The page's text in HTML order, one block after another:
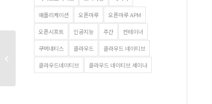
애플리케이션 오픈마루 오픈마루 APM
오픈시프트 인공지능 주간 컨테이너
쿠버네티스 클라우드 클라우드 네이티브
클라우드네이티브 클라우드 네이티브 세미나
AI 시대, 왜 모두가
프라이빗 클라우드를
주목할까?